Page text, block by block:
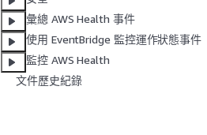
彙總 AWS Health 事件
使用 EventBridge 監控運作狀態事件
監控 AWS Health
文件歷史紀錄